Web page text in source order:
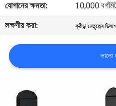
সাইটম্যাপ
নীতি
যোগানের ক্ষমতা:
10,000
লক্ষণীয় করা:
ক্রীড়া নেতৃত্বে
ভালো